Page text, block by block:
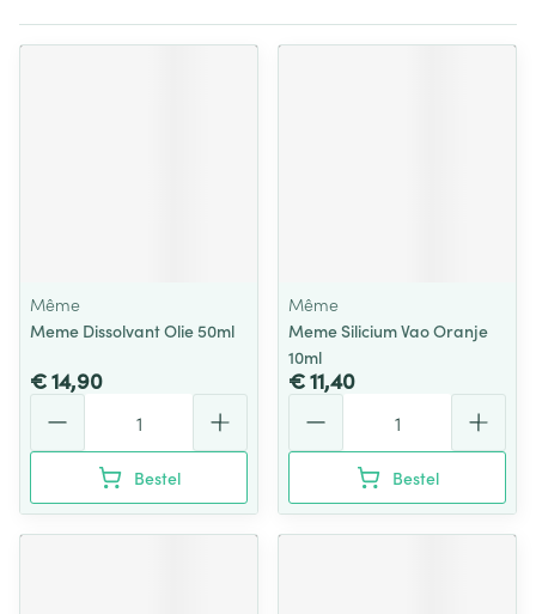
Même
Meme Dissolvant Olie 50ml
€ 14,90
Bestel
Même
Meme Silicium Vao Oranje
10ml
€ 11,40
Bestel